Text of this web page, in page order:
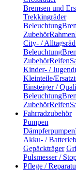
Bremsen und
Trekkingräder
Beleuchtung
ZubehörRahmen
City- /
Beleuchtung
ZubehörReifen
Kinder- /
Kleinteile/
Einsteiger /
Beleuchtung
ZubehörReifen
Fahrradzubehör
Pumpen
Dämpferpumpen
Akku- /
Gepäckträger
Pulsmesser /
Pflege /